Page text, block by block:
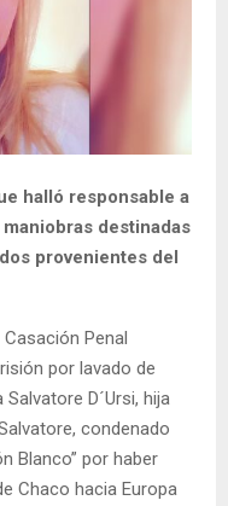
halló responsable a
maniobras destinadas
provenientes del
Penal
por lavado de
D´Ursi, hija
condenado
Blanco” por haber
Chaco hacia Europa